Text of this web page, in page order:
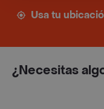
Usa tu
¿Necesitas